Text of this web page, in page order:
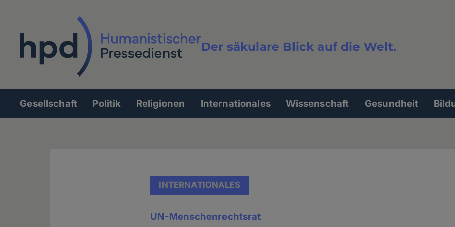
Der säkulare Blick auf die Welt.
Volltextsuche
Hauptnavigation
Gesellschaft Politik Religionen Internationales Wissenschaft Gesundheit
INTERNATIONALES
UN-Menschenrechtsrat